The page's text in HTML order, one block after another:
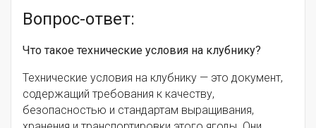
Вопрос-ответ:
Что такое технические условия на клубнику?
Технические условия на клубнику — это документ,
содержащий требования к качеству,
безопасностью и стандартам выращивания,